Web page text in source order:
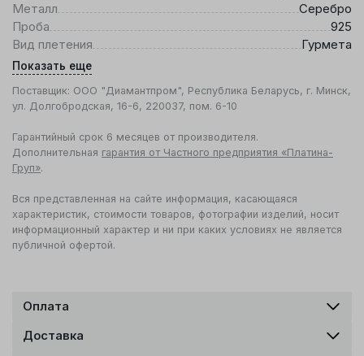
Металл
Серебро
Проба
925
Вид плетения
Гурмета
Показать еще
Поставщик: ООО "Диамантпром", Республика Беларусь, г. Минск,
ул. Долгобродская, 16-6, 220037, пом. 6-10
Гарантийный срок 6 месяцев от производителя.
Дополнительная гарантия от Частного предприятия «Платина-
Груп».
Вся представленная на сайте информация, касающаяся
характеристик, стоимости товаров, фотографии изделий, носит
информационный характер и ни при каких условиях не является
публичной офертой.
Оплата
Доставка